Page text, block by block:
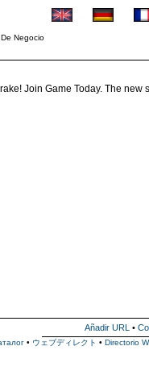
Negocio
Join Game Today. The
Añadir URL •
• ウェブディレクト • Directorio